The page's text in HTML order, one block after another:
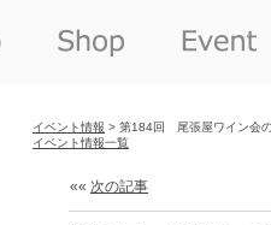
イベント情報 > 第184回 尾張屋ワイン会
イベント情報一覧
«« 次の記事